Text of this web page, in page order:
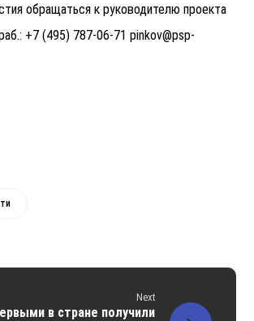
обращаться к руководителю проекта
+7 (495) 787-06-71 pinkov@psp-
Next
в стране получили